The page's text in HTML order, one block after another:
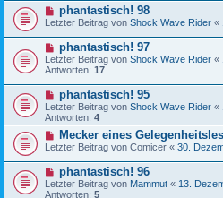
phantastisch! 98
Letzter Beitrag von Shock Wave Rider «
phantastisch! 97
Letzter Beitrag von Shock Wave Rider «
Antworten: 17
phantastisch! 95
Letzter Beitrag von Shock Wave Rider «
Antworten: 4
Mecker eines
Letzter Beitrag von Comicer « 30.
phantastisch! 96
Letzter Beitrag von Mammut « 13.
Antworten: 5